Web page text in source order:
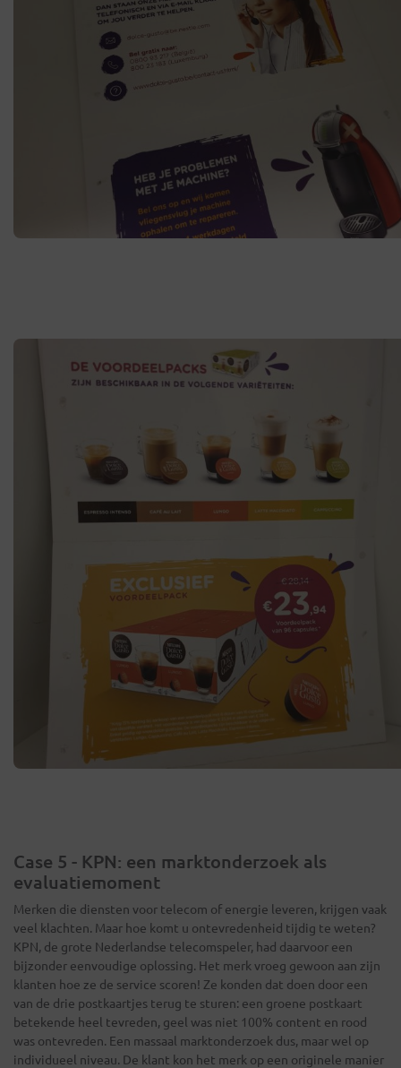
Case 5 - KPN: een marktonderzoek als
evaluatiemoment
Merken die diensten voor telecom of energie leveren, krijgen vaak
veel klachten. Maar hoe komt u ontevredenheid tijdig te weten?
KPN, de grote Nederlandse telecomspeler, had daarvoor een
bijzonder eenvoudige oplossing. Het merk vroeg gewoon aan zijn
klanten hoe ze de service scoren! Ze konden dat doen door een
van de drie postkaartjes terug te sturen: een groene postkaart
betekende heel tevreden, geel was niet 100% content en rood
was ontevreden. Een massaal marktonderzoek dus, maar wel op
individueel niveau. De klant kon het merk op een originele manier